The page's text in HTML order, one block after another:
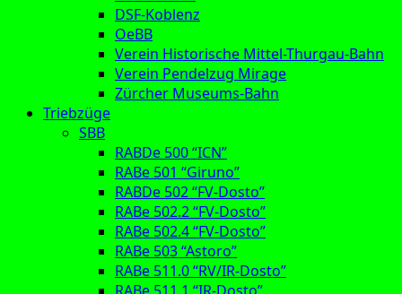
DSF-Koblenz
OeBB
Verein Historische Mittel-Thurgau-Bahn
Verein Pendelzug Mirage
Zürcher Museums-Bahn
Triebzüge
SBB
RABDe 500 “ICN”
RABe 501 “Giruno”
RABDe 502 “FV-Dosto”
RABe 502.2 “FV-Dosto”
RABe 502.4 “FV-Dosto”
RABe 503 “Astoro”
RABe 511.0 “RV/IR-Dosto”